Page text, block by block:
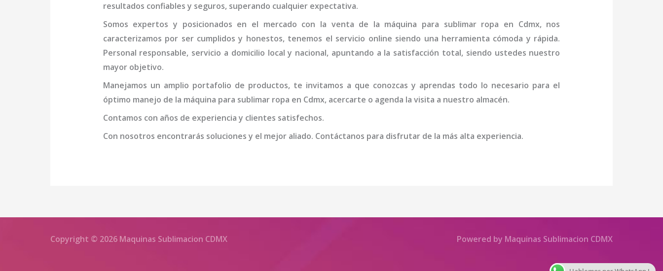
resultados confiables y seguros, superando cualquier expectativa.
Somos expertos y posicionados en el mercado con la venta de la máquina para sublimar ropa en Cdmx, nos
caracterizamos por ser cumplidos y honestos, tenemos el servicio online siendo una herramienta cómoda y rápida.
Personal responsable, servicio a domicilio local y nacional, apuntando a la satisfacción total, siendo ustedes nuestro
mayor objetivo.
Manejamos un amplio portafolio de productos, te invitamos a que conozcas y aprendas todo lo necesario para el
óptimo manejo de la máquina para sublimar ropa en Cdmx, acercarte o agenda la visita a nuestro almacén.
Contamos con años de experiencia y clientes satisfechos.
Con nosotros encontrarás soluciones y el mejor aliado. Contáctanos para disfrutar de la más alta experiencia.
Copyright © 2026 Maquinas Sublimacion CDMX Powered by Maquinas Sublimacion CDMX